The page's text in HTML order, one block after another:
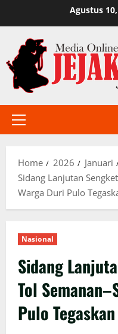
to
content
Agustus
Primary
Home 2026 Januari
Sidang Lanjutan
Warga Duri Pulo
Nasional
Sidang
Tol
Pulo